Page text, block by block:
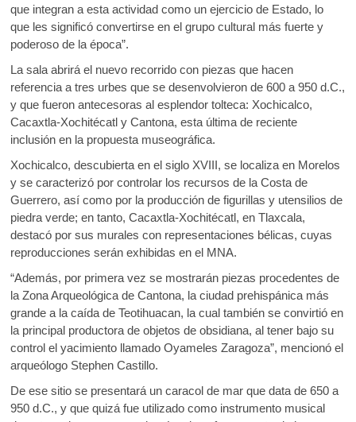
que integran a esta actividad como un ejercicio de Estado, lo
que les significó convertirse en el grupo cultural más fuerte y
poderoso de la época”.
La sala abrirá el nuevo recorrido con piezas que hacen
referencia a tres urbes que se desenvolvieron de 600 a 950 d.C.,
y que fueron antecesoras al esplendor tolteca: Xochicalco,
Cacaxtla-Xochitécatl y Cantona, esta última de reciente
inclusión en la propuesta museográfica.
Xochicalco, descubierta en el siglo XVIII, se localiza en Morelos
y se caracterizó por controlar los recursos de la Costa de
Guerrero, así como por la producción de figurillas y utensilios de
piedra verde; en tanto, Cacaxtla-Xochitécatl, en Tlaxcala,
destacó por sus murales con representaciones bélicas, cuyas
reproducciones serán exhibidas en el MNA.
“Además, por primera vez se mostrarán piezas procedentes de
la Zona Arqueológica de Cantona, la ciudad prehispánica más
grande a la caída de Teotihuacan, la cual también se convirtió en
la principal productora de objetos de obsidiana, al tener bajo su
control el yacimiento llamado Oyameles Zaragoza”, mencionó el
arqueólogo Stephen Castillo.
De ese sitio se presentará un caracol de mar que data de 650 a
950 d.C., y que quizá fue utilizado como instrumento musical